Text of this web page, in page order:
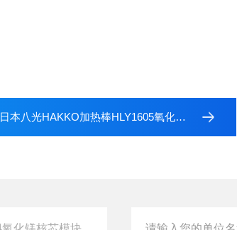
日本八光HAKKO加热棒HLY1605氧化镁核芯模块